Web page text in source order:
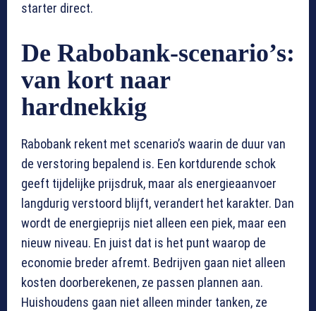
starter direct.
De Rabobank-scenario’s:
van kort naar
hardnekkig
Rabobank rekent met scenario’s waarin de duur van
de verstoring bepalend is. Een kortdurende schok
geeft tijdelijke prijsdruk, maar als energieaanvoer
langdurig verstoord blijft, verandert het karakter. Dan
wordt de energieprijs niet alleen een piek, maar een
nieuw niveau. En juist dat is het punt waarop de
economie breder afremt. Bedrijven gaan niet alleen
kosten doorberekenen, ze passen plannen aan.
Huishoudens gaan niet alleen minder tanken, ze